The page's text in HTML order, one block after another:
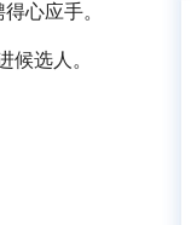
心应手。
候选人。